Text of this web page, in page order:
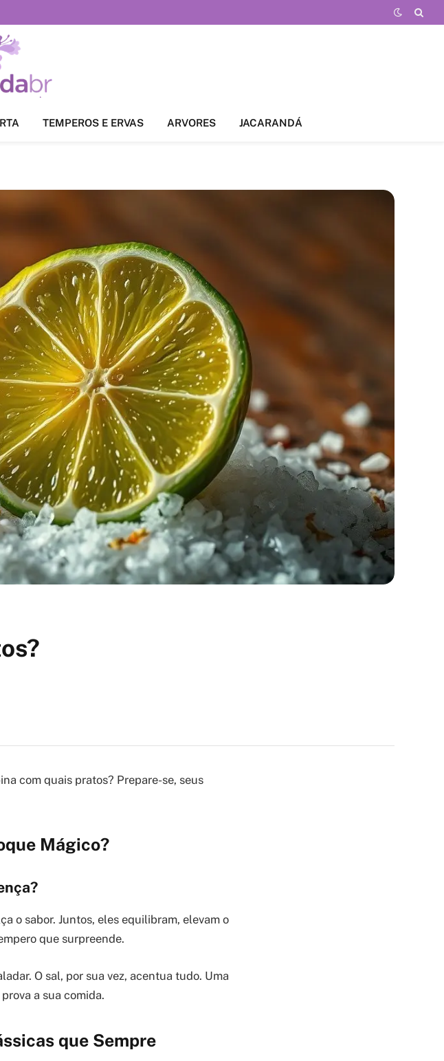
TEMPEROS E ERVAS ARVORES JACARANDÁ
com quais pratos? Prepare-se, seus
Mágico?
o sabor. Juntos, eles equilibram, elevam o
que surpreende.
O sal, por sua vez, acentua tudo. Uma
a sua comida.
que Sempre